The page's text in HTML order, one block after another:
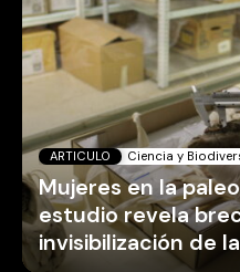
ARTICULO Ciencia y
Mujeres en la
estudio revela
invisibilización de